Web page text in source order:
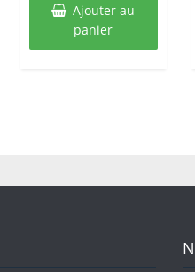
Ajouter au
panier